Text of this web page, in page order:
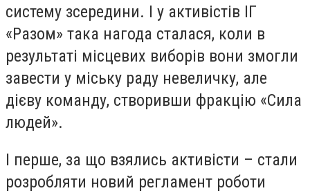
систему зсередини. І у активістів ІГ
«Разом» така нагода сталася, коли в
результаті місцевих виборів вони змогли
завести у міську раду невеличку, але
дієву команду, створивши фракцію «Сила
людей».
І перше, за що взялись активісти – стали
розробляти новий регламент роботи